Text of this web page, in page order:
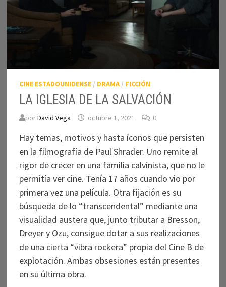
CINE ESTADOUNIDENSE/ DRAMA/ FICCIÓN
LA IGLESIA DE LA SALVACIÓN
porDavid Vega octubre 1, 2021 0
Hay temas, motivos y hasta íconos que persisten
en la filmografía de Paul Shrader. Uno remite al
rigor de crecer en una familia calvinista, que no le
permitía ver cine. Tenía 17 años cuando vio por
primera vez una película. Otra fijación es su
búsqueda de lo “transcendental” mediante una
visualidad austera que, junto tributar a Bresson,
Dreyer y Ozu, consigue dotar a sus realizaciones
de una cierta “vibra rockera” propia del Cine B de
explotación. Ambas obsesiones están presentes
en su última obra.